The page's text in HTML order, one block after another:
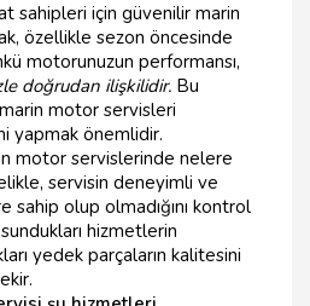
sahipleri için güvenilir marin
özellikle sezon öncesinde
motorunuzun performansı,
doğrudan ilişkilidir. Bu
motor servisleri
yapmak önemlidir.
motor servislerinde nelere
servisin deneyimli ve
sahip olup olmadığını kontrol
hizmetlerin
yedek parçaların kalitesini